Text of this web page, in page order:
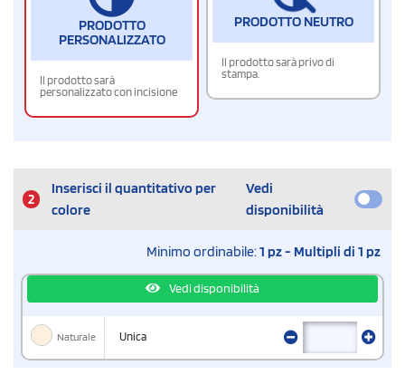
PRODOTTO
PERSONALIZZATO
Il prodotto sarà
personalizzato con incisione
PRODOTTO NEUTRO
Il prodotto sarà privo di
stampa.
2
Inserisci il quantitativo per
colore
Vedi
disponibilità
Minimo ordinabile:1 pz - Multipli di 1 pz
Vedi disponibilità
Naturale Unica